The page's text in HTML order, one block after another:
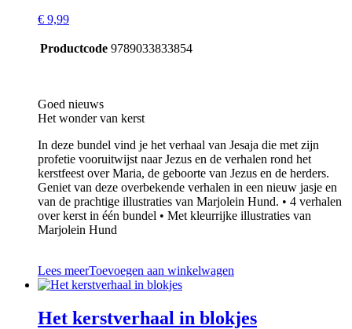
€ 9,99
Productcode 9789033833854
Goed nieuws
Het wonder van kerst
In deze bundel vind je het verhaal van Jesaja die met zijn
profetie vooruitwijst naar Jezus en de verhalen rond het
kerstfeest over Maria, de geboorte van Jezus en de herders.
Geniet van deze overbekende verhalen in een nieuw jasje en
van de prachtige illustraties van Marjolein Hund. • 4 verhalen
over kerst in één bundel • Met kleurrijke illustraties van
Marjolein Hund
Lees meerToevoegen aan winkelwagen
Het kerstverhaal in blokjes